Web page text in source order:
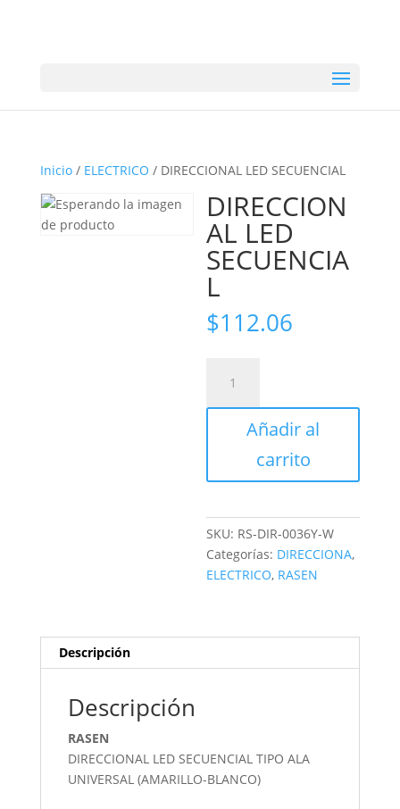
Inicio/ ELECTRICO / DIRECCIONAL LED SECUENCIAL
DIRECCION
AL LED
SECUENCIA
L
$112.06
SECUENCIAL
cantidadAñadir al
carrito
SKU: RS-DIR-0036Y-W
Categorías: DIRECCIONA,
ELECTRICO, RASEN
Descripción
Descripción
RASEN
DIRECCIONAL LED SECUENCIAL TIPO ALA
UNIVERSAL (AMARILLO-BLANCO)